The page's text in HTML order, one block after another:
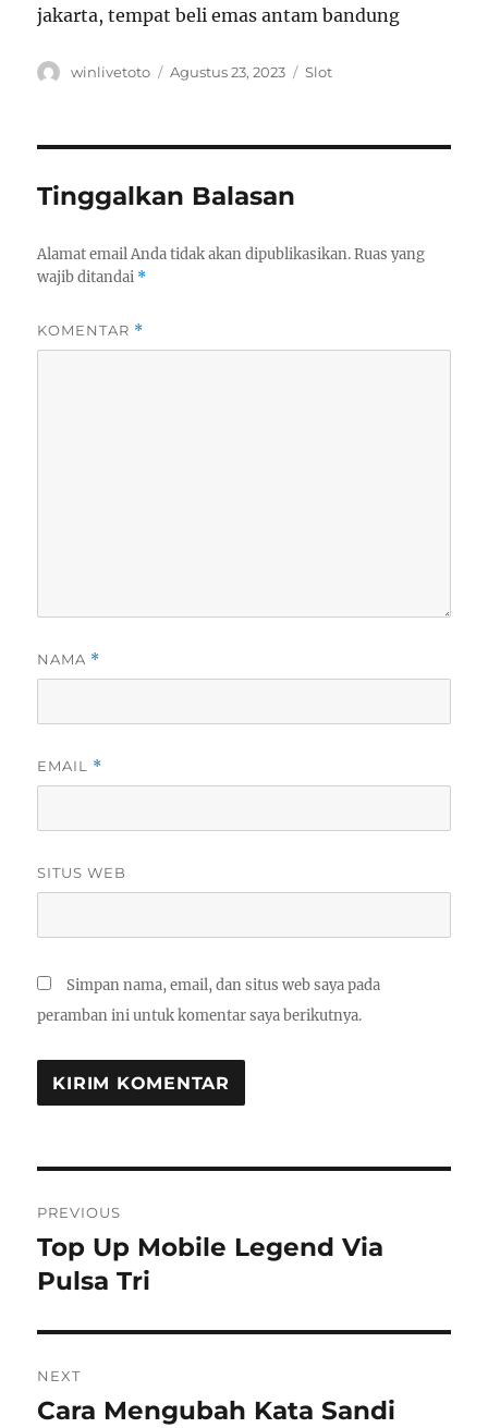
jakarta, tempat beli emas antam bandung
Author
winlivetoto
Posted
Agustus 23, 2023 Categories
Slot
Tinggalkan Balasan
Alamat email Anda tidak akan dipublikasikan. Ruas yang
wajib ditandai *
KOMENTAR *
NAMA *
EMAIL *
SITUS WEB
Simpan nama, email, dan situs web saya pada
peramban ini untuk komentar saya berikutnya.
pos
PREVIOUS
Previous
post:
Top Up Mobile Legend Via
Pulsa Tri
NEXT
Next
Cara Mengubah Kata Sandi